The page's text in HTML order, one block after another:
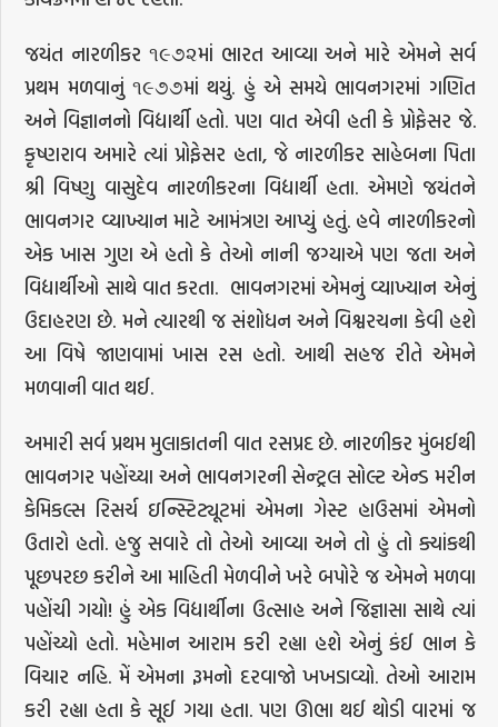
જયંત નારળીકર ૧૯૭૨માં ભારત આવ્યા અને મારે એમને સર્વ
પ્રથમ મળવાનું ૧૯૭૭માં થયું. હું એ સમયે ભાવનગરમાં ગણિત
અને વિજ્ઞાનનો વિદ્યાર્થી હતો. પણ વાત એવી હતી કે પ્રોફેસર જે.
કૃષ્ણરાવ અમારે ત્યાં પ્રોફેસર હતા, જે નારળીકર સાહેબના પિતા
શ્રી વિષ્ણુ વાસુદેવ નારળીકરના વિદ્યાર્થી હતા. એમણે જયંતને
ભાવનગર વ્યાખ્યાન માટે આમંત્રણ આપ્યું હતું. હવે નારળીકરનો
એક ખાસ ગુણ એ હતો કે તેઓ નાની જગ્યાએ પણ જતા અને
વિદ્યાર્થીઓ સાથે વાત કરતા. ભાવનગરમાં એમનું વ્યાખ્યાન એનું
ઉદાહરણ છે. મને ત્યારથી જ સંશોધન અને વિશ્વરચના કેવી હશે
આ વિષે જાણવામાં ખાસ રસ હતો. આથી સહજ રીતે એમને
મળવાની વાત થઈ.
અમારી સર્વ પ્રથમ મુલાકાતની વાત રસપ્રદ છે. નારળીકર મુંબઈથી
ભાવનગર પહોંચ્યા અને ભાવનગરની સેન્ટ્રલ સોલ્ટ એન્ડ મરીન
કેમિકલ્સ રિસર્ચ ઇન્સ્ટિટ્યૂટમાં એમના ગેસ્ટ હાઉસમાં એમનો
ઉતારો હતો. હજુ સવારે તો તેઓ આવ્યા અને તો હું તો ક્યાંકથી
પૂછપરછ કરીને આ માહિતી મેળવીને ખરે બપોરે જ એમને મળવા
પહોંચી ગયો! હું એક વિદ્યાર્થીના ઉત્સાહ અને જિજ્ઞાસા સાથે ત્યાં
પહોંચ્યો હતો. મહેમાન આરામ કરી રહ્યા હશે એનું કંઈ ભાન કે
વિચાર નહિ. મેં એમના રૂમનો દરવાજો ખખડાવ્યો. તેઓ આરામ
કરી રહ્યા હતા કે સૂઈ ગયા હતા. પણ ઊભા થઈ થોડી વારમાં જ